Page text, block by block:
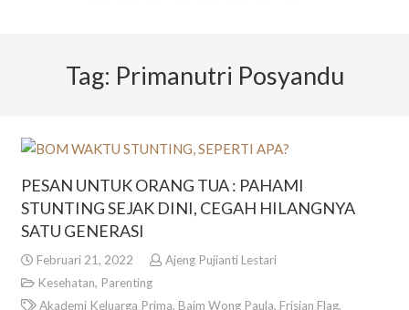
Tag: Primanutri Posyandu
PESAN UNTUK ORANG TUA : PAHAMI
STUNTING SEJAK DINI, CEGAH HILANGNYA
SATU GENERASI
Februari 21, 2022
Ajeng Pujianti Lestari
Kesehatan, Parenting
Akademi Keluarga Prima, Baim Wong Paula, Frisian Flag,